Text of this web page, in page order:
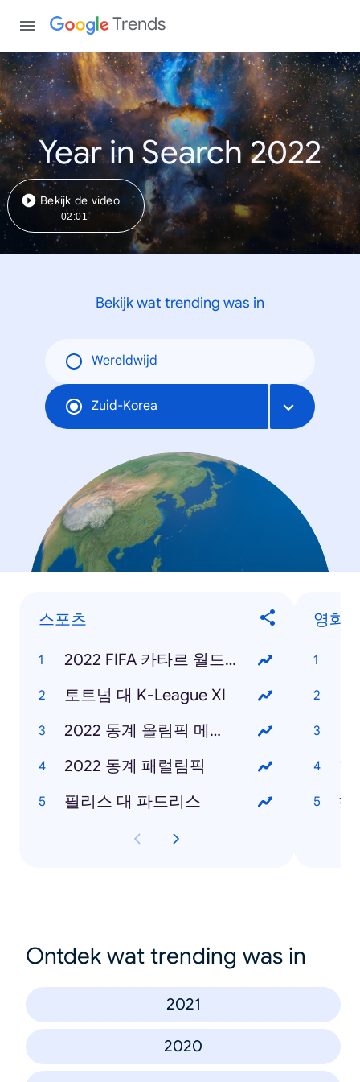
Trends
Year in Search 2022
Bekijk de video
02:01
Bekijk wat trending was in
Wereldwijd
Zuid-Korea
스포츠
2022 FIFA 카타르 월드컵
토트넘 대 K-League XI
2022 동계 올림픽 메달 현황
2022 동계 패럴림픽
필리스 대 파드리스
영화
한
헤
Ontdek wat trending was in
2021
2020